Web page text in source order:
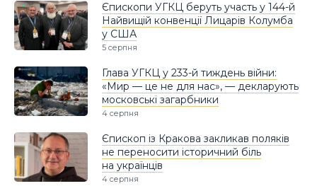
Єпископи УГКЦ беруть участь у 144-й
Найвищій конвенції Лицарів Колумба
у США
5 серпня
Глава УГКЦ у 233-й тиждень війни:
«Мир — це не для нас», — декларують
московські загарбники
4 серпня
Єпископ із Кракова закликав поляків
не переносити історичний біль
на українців
4 серпня